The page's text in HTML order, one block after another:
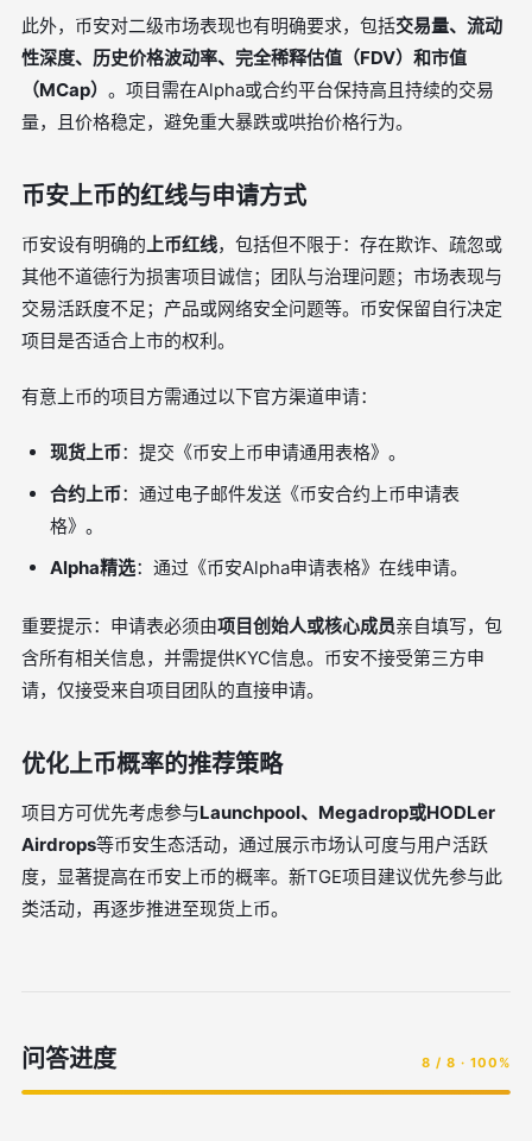
此外，币安对二级市场表现也有明确要求，包括交易量、流动
性深度、历史价格波动率、完全稀释估值（FDV）和市值
（MCap） 。项目需在Alpha或合约平台保持高且持续的交易
量，且价格稳定，避免重大暴跌或哄抬价格行为。
币安上币的红线与申请方式
币安设有明确的上币红线，包括但不限于：存在欺诈、疏忽或
其他不道德行为损害项目诚信；团队与治理问题；市场表现与
交易活跃度不足；产品或网络安全问题等。币安保留自行决定
项目是否适合上市的权利。
有意上币的项目方需通过以下官方渠道申请：
现货上币：提交《币安上币申请通用表格》。
合约上币：通过电子邮件发送《币安合约上币申请表
格》。
Alpha精选：通过《币安Alpha申请表格》在线申请。
重要提示：申请表必须由项目创始人或核心成员亲自填写，包
含所有相关信息，并需提供KYC信息。币安不接受第三方申
请，仅接受来自项目团队的直接申请。
优化上币概率的推荐策略
项目方可优先考虑参与Launchpool、Megadrop或HODLer
Airdrops等币安生态活动，通过展示市场认可度与用户活跃
度，显著提高在币安上币的概率。新TGE项目建议优先参与此
类活动，再逐步推进至现货上币。
问答进度 8 / 8 · 100%